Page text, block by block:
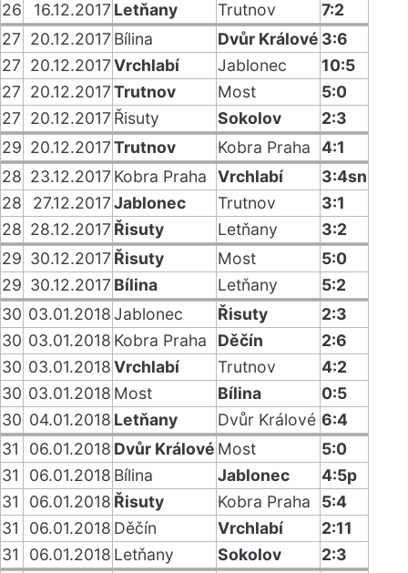
26
16.12.2017 Letňany Trutnov
7:2
27 20.12.2017 Bílina Dvůr Králové 3:6
27 20.12.2017Vrchlabí Jablonec
10:5
27 20.12.2017Trutnov Most
5:0
27 20.12.2017 Řisuty Sokolov
2:3
29 20.12.2017Trutnov Kobra Praha
4:1
28 23.12.2017 Kobra Praha Vrchlabí
3:4sn
28
27.12.2017Jablonec Trutnov
3:1
28 28.12.2017 Řisuty Letňany
3:2
29 30.12.2017 Řisuty Most
5:0
29 30.12.2017 Bílina Letňany
5:2
30 03.01.2018Jablonec Řisuty
2:3
30 03.01.2018 Kobra Praha Děčín
2:6
30 03.01.2018Vrchlabí Trutnov
4:2
30 03.01.2018 Most Bílina
0:5
30 04.01.2018 Letňany Dvůr Králové 6:4
31
06.01.2018 Dvůr Králové Most
5:0
31
06.01.2018 Bílina Jablonec
4:5p
31
06.01.2018 Řisuty Kobra Praha
5:4
31
06.01.2018 Děčín Vrchlabí
2:11
31
06.01.2018 Letňany Sokolov
2:3